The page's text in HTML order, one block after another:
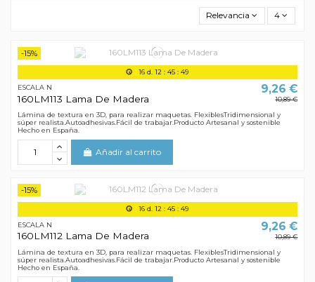
Relevancia 4
-15%
16 d. 12 :45 :49
ESCALA N
160LM113 Lama De Madera
9,26 €
10,89 €
Lámina de textura en 3D, para realizar maquetas. FlexiblesTridimensional y
súper realista.Autoadhesivas.Fácil de trabajar.Producto Artesanal y sostenible
Hecho en España.
Añadir al carrito
-15%
16 d. 12 :45 :49
ESCALA N
160LM112 Lama De Madera
9,26 €
10,89 €
Lámina de textura en 3D, para realizar maquetas. FlexiblesTridimensional y
súper realista.Autoadhesivas.Fácil de trabajar.Producto Artesanal y sostenible
Hecho en España.